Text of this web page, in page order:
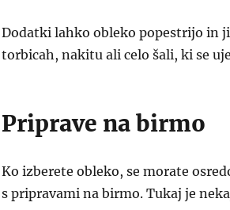
Dodatki lahko obleko popestrijo in
torbicah, nakitu ali celo šali, ki se
Priprave na birmo
Ko izberete obleko, se morate
s pripravami na birmo. Tukaj je